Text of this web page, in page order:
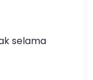
selama